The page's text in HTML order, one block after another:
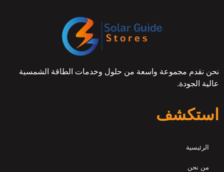
نحن نقدم مجموعة واسعة من حلول وخدمات الطاقة الشمسية
عالية الجودة.
استكشف
الرئيسية
من نحن